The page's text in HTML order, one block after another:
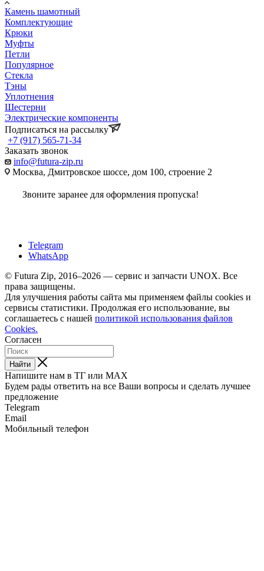
Камень шамотный
Комплектующие
Крюки
Муфты
Петли
Популярное
Стекла
Тэны
Уплотнения
Шестерни
Электрические компоненты
Подписаться на рассылку
+7 (917) 565-71-34
Заказать звонок
info@futura-zip.ru
Москва, Дмитровское шоссе, дом 100, строение 2
Звоните заранее для оформления пропуска!
Telegram
WhatsApp
© Futura Zip, 2016–2026 — сервис и запчасти UNOX. Все
права защищены.
Для улучшения работы сайта мы применяем файлы cookies и
сервисы статистики. Продолжая его использование, вы
соглашаетесь с нашей политикой использования файлов
Cookies.
Согласен
Найти
Напишите нам в ТГ или MAX
Будем рады ответить на все Ваши вопросы и сделать лучшее
предложение
Telegram
Email
Мобильный телефон